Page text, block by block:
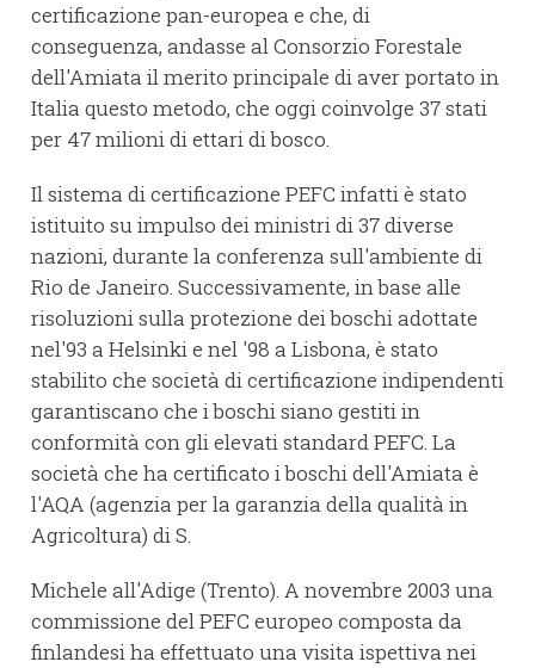
certificazione pan-europea e che, di
conseguenza, andasse al Consorzio Forestale
dell'Amiata il merito principale di aver portato in
Italia questo metodo, che oggi coinvolge 37 stati
per 47 milioni di ettari di bosco.
Il sistema di certificazione PEFC infatti è stato
istituito su impulso dei ministri di 37 diverse
nazioni, durante la conferenza sull'ambiente di
Rio de Janeiro. Successivamente, in base alle
risoluzioni sulla protezione dei boschi adottate
nel'93 a Helsinki e nel '98 a Lisbona, è stato
stabilito che società di certificazione indipendenti
garantiscano che i boschi siano gestiti in
conformità con gli elevati standard PEFC. La
società che ha certificato i boschi dell'Amiata è
l'AQA (agenzia per la garanzia della qualità in
Agricoltura) di S.
Michele all'Adige (Trento). A novembre 2003 una
commissione del PEFC europeo composta da
finlandesi ha effettuato una visita ispettiva nei